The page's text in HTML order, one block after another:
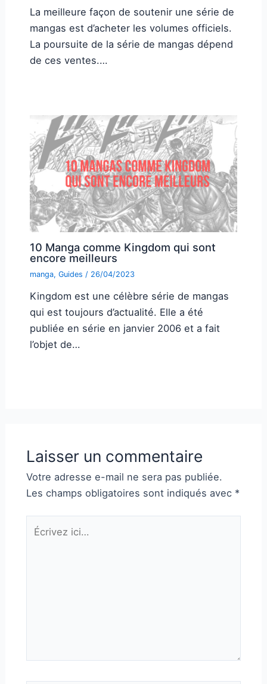
La meilleure façon de soutenir une série de
mangas est d’acheter les volumes officiels.
La poursuite de la série de mangas dépend
de ces ventes.…
10 Manga comme Kingdom qui sont
encore meilleurs
manga, Guides / 26/04/2023
Kingdom est une célèbre série de mangas
qui est toujours d’actualité. Elle a été
publiée en série en janvier 2006 et a fait
l’objet de…
Laisser un commentaire
Votre adresse e-mail ne sera pas publiée.
Les champs obligatoires sont indiqués avec *
Écrivez
ici…